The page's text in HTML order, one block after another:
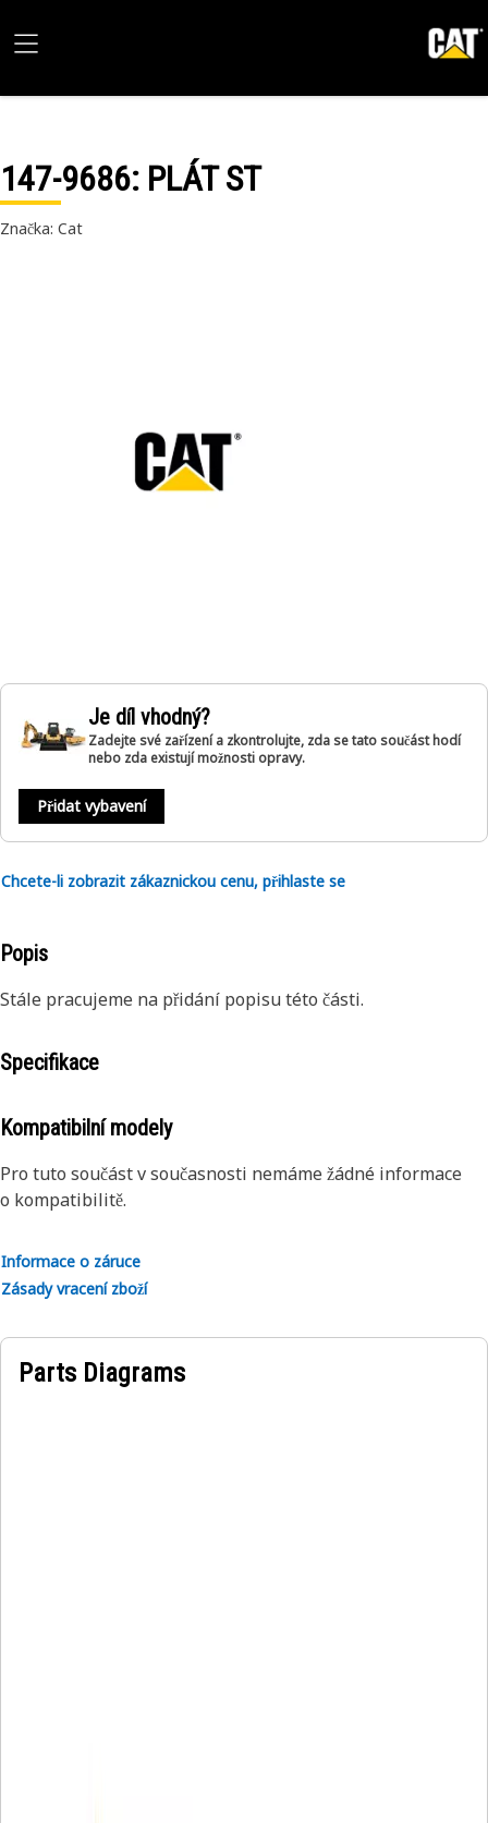
147-9686: PLÁT ST
Značka: Cat
Je díl vhodný?
Zadejte své zařízení a zkontrolujte, zda se tato součást hodí
nebo zda existují možnosti opravy.
Přidat vybavení
Chcete-li zobrazit zákaznickou cenu, přihlaste se
Popis
Stále pracujeme na přidání popisu této části.
Specifikace
Kompatibilní modely
Pro tuto součást v současnosti nemáme žádné informace
o kompatibilitě.
Informace o záruce
Zásady vracení zboží
Parts Diagrams